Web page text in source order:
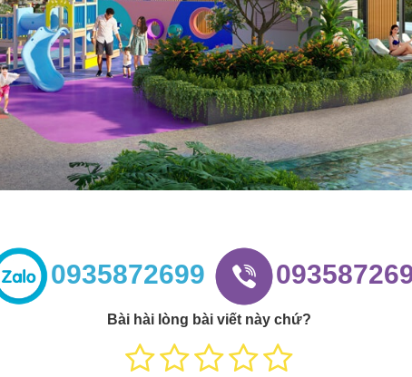
0935872699
Bài hài lòng bài viết này chứ?